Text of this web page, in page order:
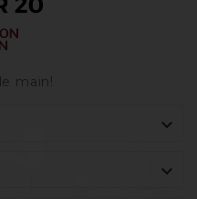
main‎!

